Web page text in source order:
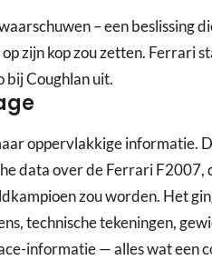
– een beslissing
zijn kop zou zetten. Ferrari
bij Coughlan uit.
oppervlakkige informatie.
data over de Ferrari F2007,
zou worden. Het
technische tekeningen,
informatie — alles wat een